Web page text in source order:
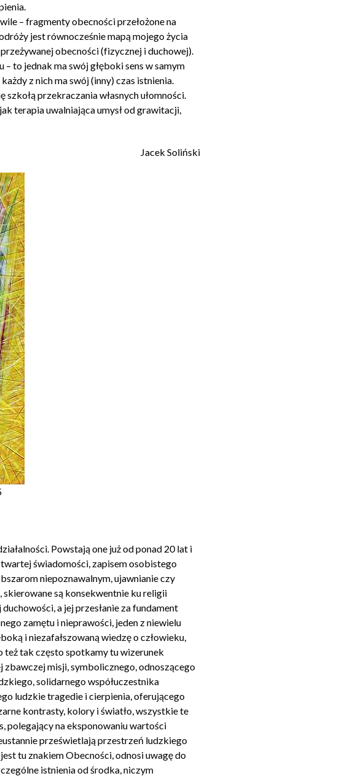
– fragmenty obecności przełożone na
jest równocześnie mapą mojego życia
obecności (fizycznej i duchowej).
to jednak ma swój głęboki sens w samym
z nich ma swój (inny) czas istnienia.
przekraczania własnych ułomności.
terapia uwalniająca umysł od grawitacji,
Jacek Soliński
Powstają one już od ponad 20 lat i
świadomości, zapisem osobistego
niepoznawalnym, ujawnianie czy
są konsekwentnie ku religii
a jej przesłanie za fundament
zamętu i nieprawości, jeden z niewielu
i niezafałszowaną wiedzę o człowieku,
też tak często spotkamy tu wizerunek
misji, symbolicznego, odnoszącego
solidarnego współuczestnika
ludzkie tragedie i cierpienia, oferującego
kontrasty, kolory i światło, wszystkie te
polegający na eksponowaniu wartości
prześwietlają przestrzeń ludzkiego
tu znakiem Obecności, odnosi uwagę do
istnienia od środka, niczym